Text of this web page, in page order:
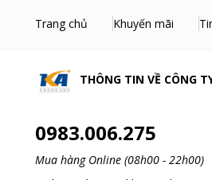
Trang chủ Khuyến mãi
THÔNG TIN VỀ CÔNG
0983.006.275
Mua hàng Online (08h00 - 22h00)